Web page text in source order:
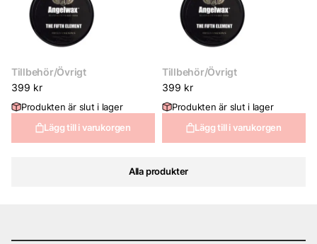
Alla produkter
Tillbehör/Övrigt
399 kr
Produkten är slut i lager
Lägg till i varukorgen
Tillbehör/Övrigt
399 kr
Produkten är slut i lager
Lägg till i varukorgen